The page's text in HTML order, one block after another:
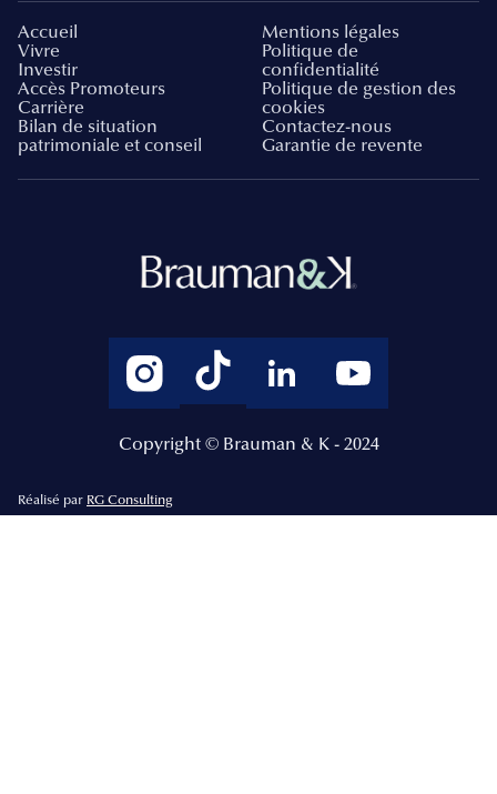
Accueil
Vivre
Investir
Accès Promoteurs
Carrière
Bilan de situation
patrimoniale et conseil
Mentions légales
Politique de
confidentialité
Politique de gestion des
cookies
Contactez-nous
Garantie de revente
Copyright © Brauman & K - 2024
Réalisé par RG Consulting